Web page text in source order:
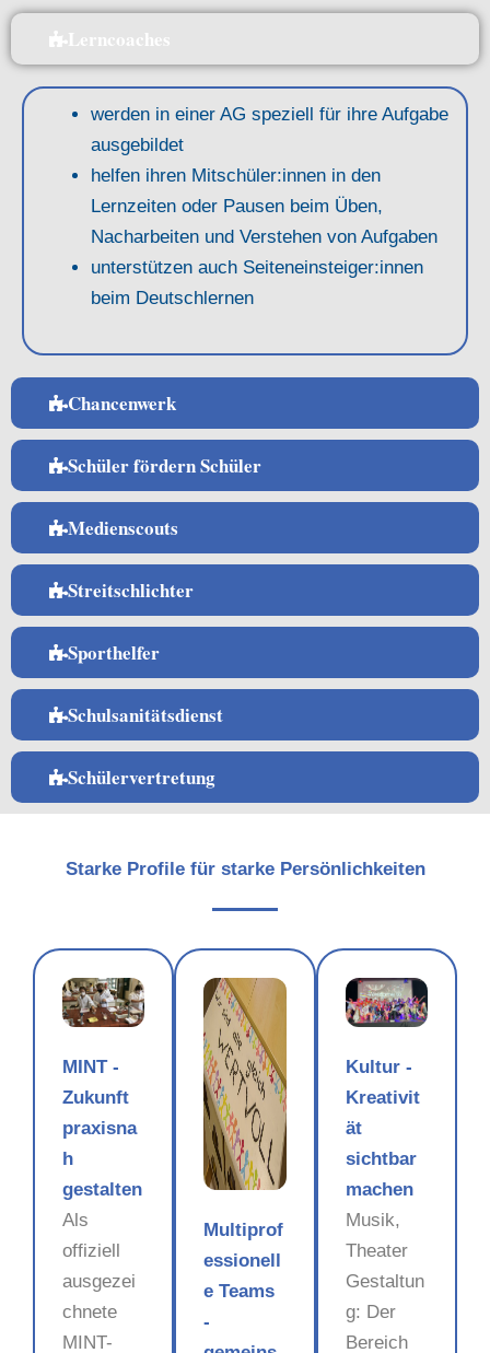
Lerncoaches
Chancenwerk
Schüler fördern Schüler
Medienscouts
Streitschlichter
Sporthelfer
Schulsanitätsdienst
Schülervertretung
werden in einer AG speziell für ihre Aufgabe
ausgebildet
helfen ihren Mitschüler:innen in den
Lernzeiten oder Pausen beim Üben,
Nacharbeiten und Verstehen von Aufgaben
unterstützen auch Seiteneinsteiger:innen
beim Deutschlernen
Starke Profile für starke Persönlichkeiten
MINT -
Zukunft
praxisna
h
gestalten
Als
offiziell
ausgezei
chnete
MINT-
Multiprof
essionell
e Teams
-
Kultur -
Kreativit
ät
sichtbar
machen
Musik,
Theater
Gestaltun
g: Der
Bereich